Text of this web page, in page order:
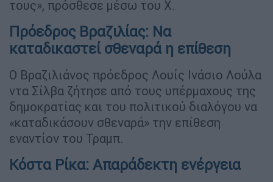
τους», πρόσθεσε μέσω του X.
Πρόεδρος Βραζιλίας: Να
καταδικαστεί σθεναρά η επίθεση
Ο Βραζιλιάνος πρόεδρος Λουίς Ινάσιο Λούλα
ντα Σίλβα ζήτησε από τους υπέρμαχους της
δημοκρατίας και του πολιτικού διαλόγου να
«καταδικάσουν σθεναρά» την επίθεση
εναντίον του Τραμπ.
Κόστα Ρίκα: Απαράδεκτη ενέργεια